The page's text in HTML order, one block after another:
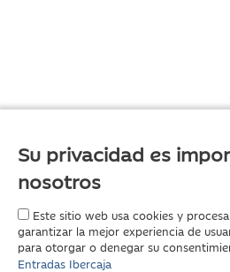
Su privacidad es
nosotros
Este sitio web usa cookies y
garantizar la mejor experiencia de
para otorgar o denegar su
Entradas Ibercaja